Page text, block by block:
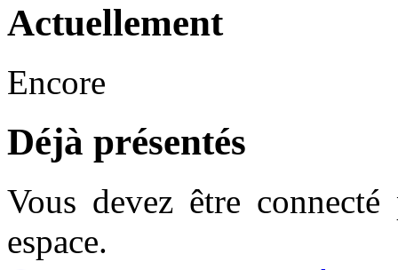
Actuellement
Encore
Déjà présentés
Vous devez être
espace.